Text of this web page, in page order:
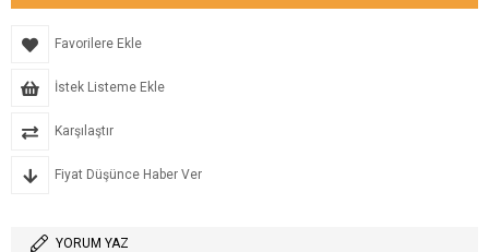
Favorilere Ekle
İstek Listeme Ekle
Karşılaştır
Fiyat Düşünce Haber Ver
YORUM YAZ